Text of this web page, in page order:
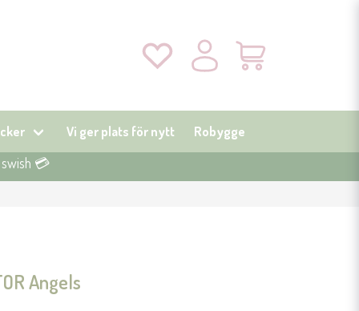
Vi ger plats för nytt Robygge
swish 💳
Angels